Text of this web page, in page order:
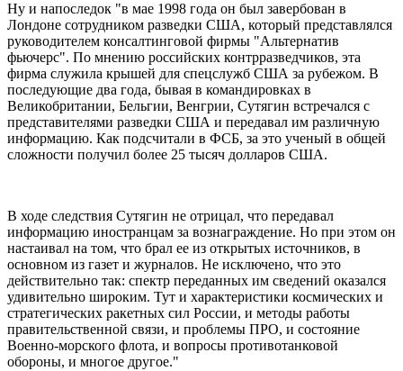
Ну и напоследок "в мае 1998 года он был завербован в
Лондоне сотрудником разведки США, который представлялся
руководителем консалтинговой фирмы "Альтернатив
фьючерс". По мнению российских контрразведчиков, эта
фирма служила крышей для спецслужб США за рубежом. В
последующие два года, бывая в командировках в
Великобритании, Бельгии, Венгрии, Сутягин встречался с
представителями разведки США и передавал им различную
информацию. Как подсчитали в ФСБ, за это ученый в общей
сложности получил более 25 тысяч долларов США.
В ходе следствия Сутягин не отрицал, что передавал
информацию иностранцам за вознаграждение. Но при этом он
настаивал на том, что брал ее из открытых источников, в
основном из газет и журналов. Не исключено, что это
действительно так: спектр переданных им сведений оказался
удивительно широким. Тут и характеристики космических и
стратегических ракетных сил России, и методы работы
правительственной связи, и проблемы ПРО, и состояние
Военно-морского флота, и вопросы противотанковой
обороны, и многое другое."